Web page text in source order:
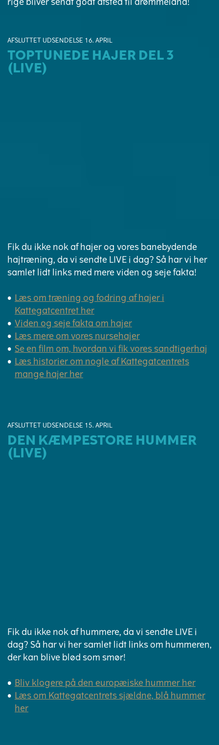
AFSLUTTET UDSENDELSE 16. APRIL
TOPTUNEDE HAJER DEL 3
(LIVE)
Fik du ikke nok af hajer og vores banebydende
hajtræning, da vi sendte LIVE i dag? Så har vi her
samlet lidt links med mere viden og seje fakta!
Læs om træning og fodring af hajer i
Kattegatcentret her
Viden og seje fakta om hajer
Læs mere om vores nursehajer
Se en film om, hvordan vi fik vores sandtigerhaj
Læs historier om nogle af Kattegatcentrets
mange hajer her
AFSLUTTET UDSENDELSE 15. APRIL
DEN KÆMPESTORE HUMMER
(LIVE)
Fik du ikke nok af hummere, da vi sendte LIVE i
dag? Så har vi her samlet lidt links om hummeren,
der kan blive blød som smør!
Bliv klogere på den europæiske hummer her
Læs om Kattegatcentrets sjældne, blå hummer
her